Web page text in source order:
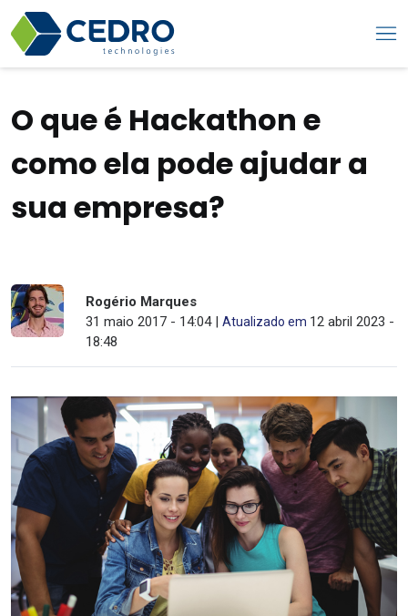
O que é Hackathon e
como ela pode ajudar a
sua empresa?
Rogério Marques
31 maio 2017 - 14:04 | Atualizado em 12 abril 2023 -
18:48